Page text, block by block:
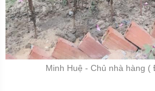
Minh Huệ - Chủ nhà hàng (